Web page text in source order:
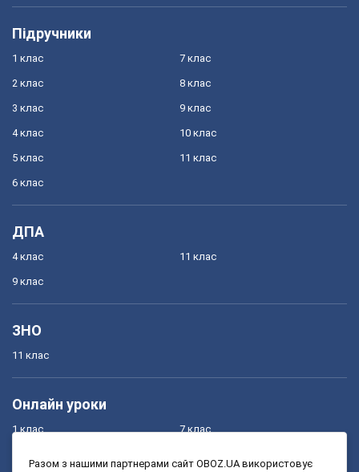
Підручники
1 клас
2 клас
3 клас
4 клас
5 клас
6 клас
7 клас
8 клас
9 клас
10 клас
11 клас
ДПА
4 клас
9 клас
11 клас
ЗНО
11 клас
Онлайн уроки
1 клас 7 клас
Разом з нашими партнерами сайт OBOZ.UA використовує